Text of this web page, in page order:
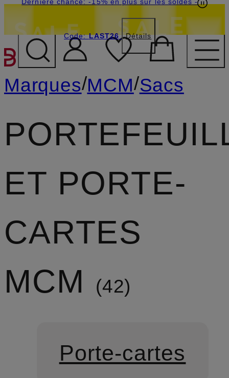
PASSER AU CONTENU
Code:LAST26 Détails
Marques/MCM/Sacs
ET PORTE-
CARTES
MCM
42
Porte-cartes